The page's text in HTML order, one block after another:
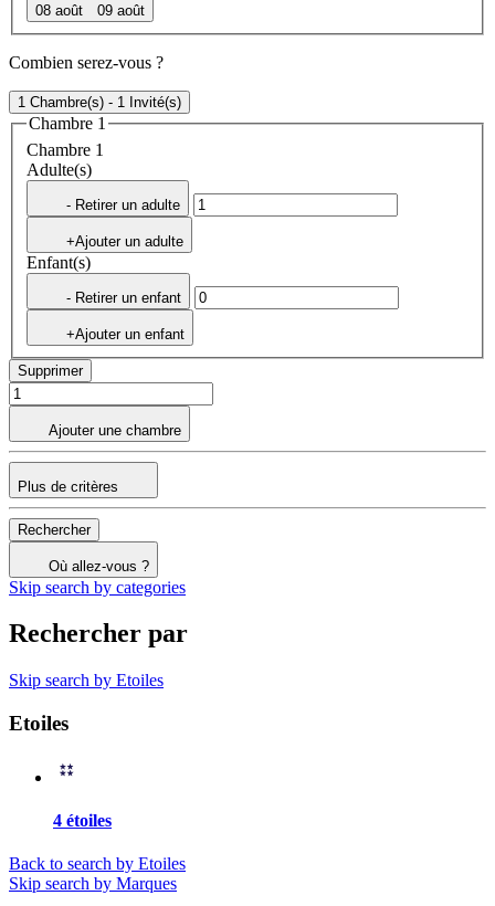
08 août 09 août
Combien serez-vous ?
1 Chambre(s) - 1 Invité(s)
Chambre 1
Chambre 1
Adulte(s)
- Retirer un adulte
+Ajouter un adulte
Enfant(s)
- Retirer un enfant
+Ajouter un enfant
Supprimer
Ajouter une chambre
Plus de critères
Rechercher
Où allez-vous ?
Skip search by categories
Rechercher par
Skip search by Etoiles
Etoiles
4 étoiles
Back to search by Etoiles
Skip search by Marques